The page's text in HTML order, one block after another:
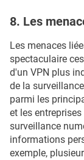
8. Les
Les menaces
spectaculaire
d'un VPN plus
de la
parmi les
et les
surveillance
informations
exemple,